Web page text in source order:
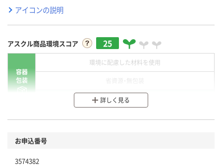
アイコンの説明
アスクル商品環境スコア 25
容器
包装
環境に配慮した材料を使用
分別・リサイクルしやすい設計
本体
詳しく見る
お申込番号
3574382